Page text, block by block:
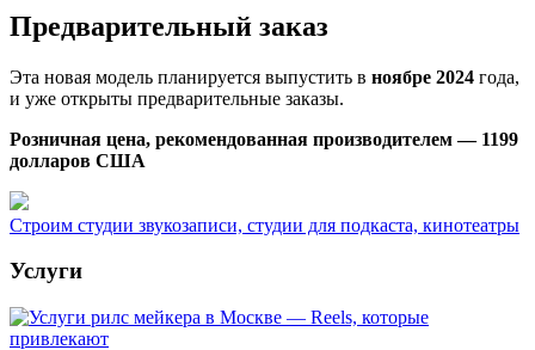
Предварительный заказ
Эта новая модель планируется выпустить в ноябре 2024 года,
и уже открыты предварительные заказы.
Розничная цена, рекомендованная производителем — 1199
долларов США
Строим студии звукозаписи, студии для подкаста, кинотеатры
Услуги